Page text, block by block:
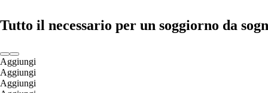
Tutto il necessario per un soggiorno da
Aggiungi
Aggiungi
Aggiungi